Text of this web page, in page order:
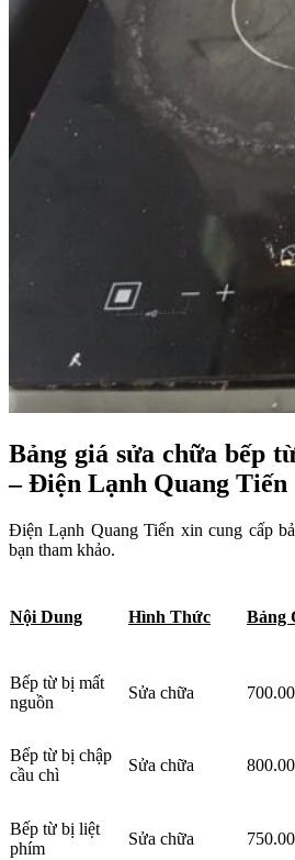
Bảng giá sửa chữa bếp
– Điện Lạnh Quang Tiến
Điện Lạnh Quang Tiến xin cung cấp
bạn tham khảo.
Nội Dung Hình Thức Bảng
Bếp từ bị mất
nguồn
Sửa chữa
Bếp từ bị chập
cầu chì
Sửa chữa
Bếp từ bị liệt
phím
Sửa chữa